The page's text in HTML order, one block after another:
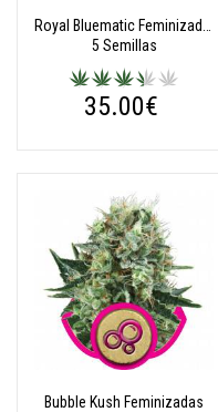
5 Semillas
35.00€
Bubble Kush Feminizadas